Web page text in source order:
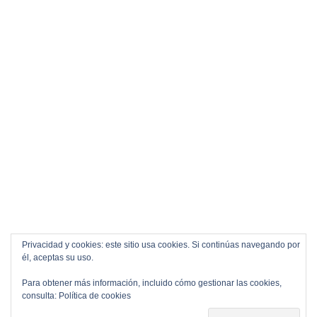
Privacidad y cookies: este sitio usa cookies. Si continúas navegando por
él, aceptas su uso.
Para obtener más información, incluido cómo gestionar las cookies,
consulta: Política de cookies